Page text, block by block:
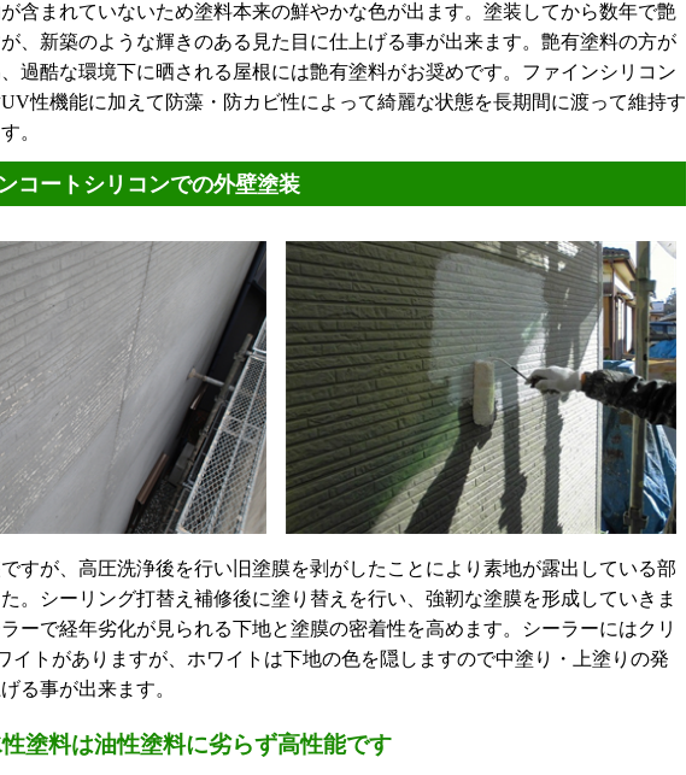
含まれていないため塗料本来の鮮やかな色が出ます。塗装してから数年で艶
、新築のような輝きのある見た目に仕上げる事が出来ます。艶有塗料の方が
過酷な環境下に晒される屋根には艶有塗料がお奨めです。ファインシリコン
性機能に加えて防藻・防カビ性によって綺麗な状態を長期間に渡って維持す
。
コートシリコンでの外壁塗装
すが、高圧洗浄後を行い旧塗膜を剥がしたことにより素地が露出している部
。シーリング打替え補修後に塗り替えを行い、強靭な塗膜を形成していきま
ーで経年劣化が見られる下地と塗膜の密着性を高めます。シーラーにはクリ
イトがありますが、ホワイトは下地の色を隠しますので中塗り・上塗りの発
る事が出来ます。
塗料は油性塗料に劣らず高性能です